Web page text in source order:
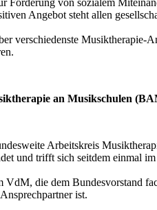
Angebot steht allen
verschiedenste Musiktherapie-
an Musikschulen
Arbeitskreis
und trifft sich seitdem einmal im
die dem Bundesvorstand
ist.